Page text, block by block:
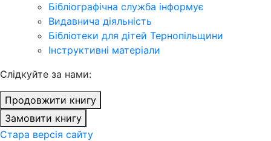
Бібліографічна служба інформує
Видавнича діяльність
Бібліотеки для дітей Тернопільщини
Інструктивні матеріали
Cлідкуйте за нами:
Продовжити книгу
Замовити книгу
Стара версія сайту